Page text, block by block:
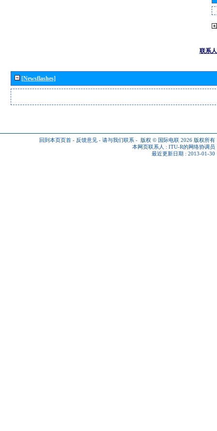
联系人
[Newsflashes]
回到本页页首 - 反馈意见 - 请与我们联系 - 版权 © 国际电联 2026 版权所有
本网页联系人 : ITU-R的网络协调员
最近更新日期 : 2013-01-30